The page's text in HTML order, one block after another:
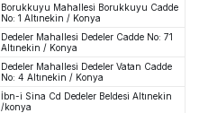
Borukkuyu Mahallesi Borukkuyu Cadde
No: 1 Altınekin / Konya
Dedeler Mahallesi Dedeler Cadde No: 71
Altınekin / Konya
Dedeler Mahallesi Dedeler Vatan Cadde
No: 4 Altınekin / Konya
İbn-i Sina Cd Dedeler Beldesi Altınekin
/konya